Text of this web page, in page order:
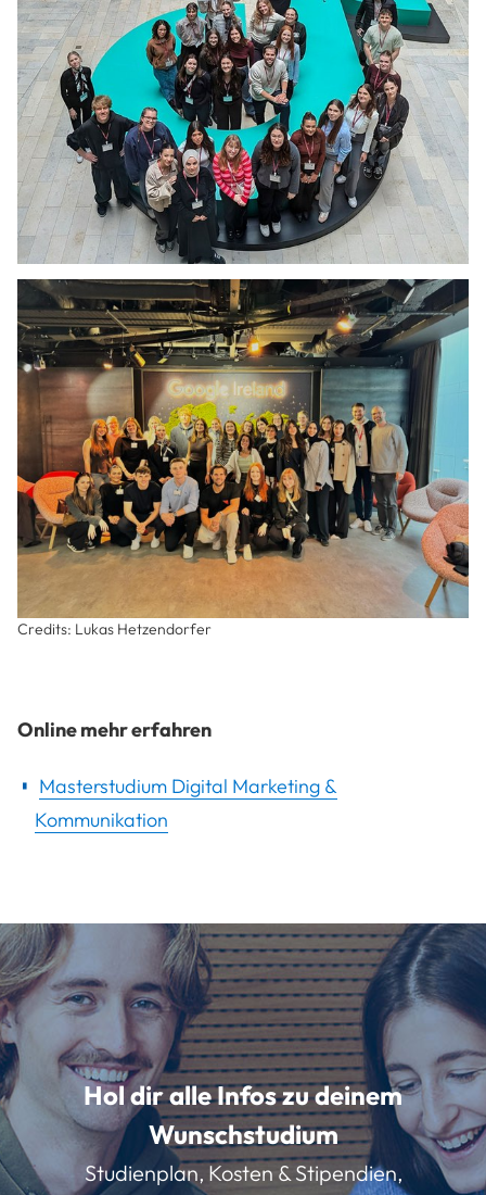
Credits: Lukas Hetzendorfer
Online mehr erfahren
Masterstudium Digital Marketing &
Kommunikation
Hol dir alle Infos zu deinem
Wunschstudium
Studienplan, Kosten & Stipendien,